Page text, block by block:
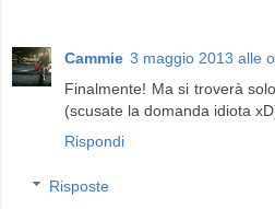
Cammie 3 maggio 2013 alle
Finalmente! Ma si troverà
(scusate la domanda idiota
Rispondi
Risposte